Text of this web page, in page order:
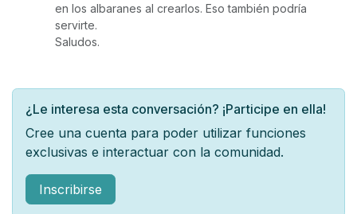
en los albaranes al crearlos. Eso también podría
servirte.
Saludos.
¿Le interesa esta conversación? ¡Participe en ella!
Cree una cuenta para poder utilizar funciones
exclusivas e interactuar con la comunidad.
Inscribirse